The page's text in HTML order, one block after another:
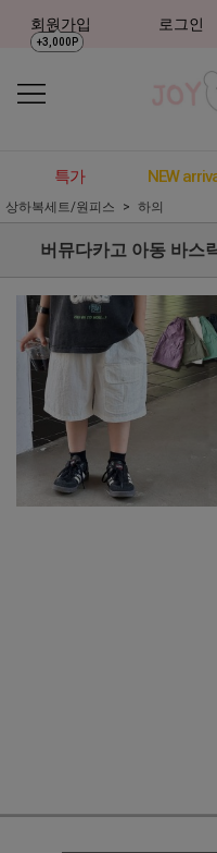
회원가입
+3,000P
로그인
특가 NEW
상하복세트/원피스 하의
버뮤다카고 아동 바스